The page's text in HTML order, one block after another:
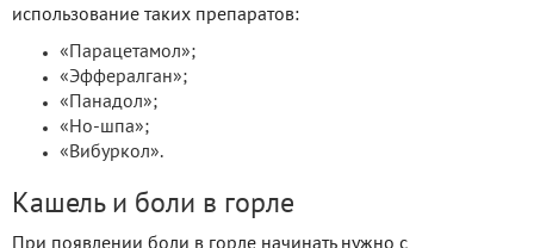
использование таких препаратов:
«Парацетамол»;
«Эффералган»;
«Панадол»;
«Но-шпа»;
«Вибуркол».
Кашель и боли в горле
При появлении боли в горле начинать нужно с